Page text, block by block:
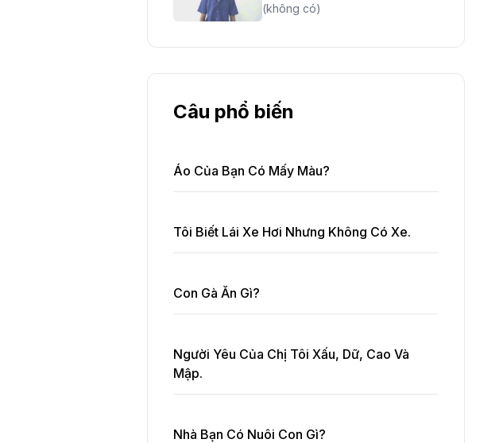
(không có)
Câu phổ biến
Áo Của Bạn Có Mấy Màu?
Tôi Biết Lái Xe Hơi Nhưng Không Có Xe.
Con Gà Ăn Gì?
Người Yêu Của Chị Tôi Xấu, Dữ, Cao Và
Mập.
Nhà Bạn Có Nuôi Con Gì?